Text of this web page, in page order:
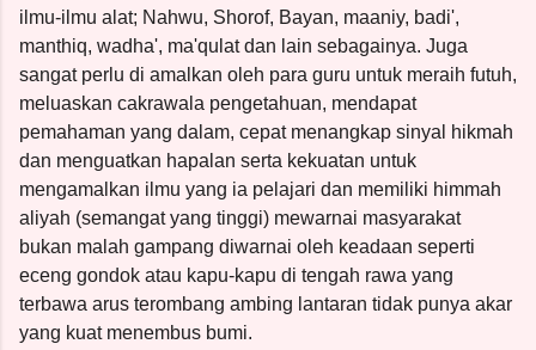
ilmu-ilmu alat; Nahwu, Shorof, Bayan, maaniy, badi',
manthiq, wadha', ma'qulat dan lain sebagainya. Juga
sangat perlu di amalkan oleh para guru untuk meraih futuh,
meluaskan cakrawala pengetahuan, mendapat
pemahaman yang dalam, cepat menangkap sinyal hikmah
dan menguatkan hapalan serta kekuatan untuk
mengamalkan ilmu yang ia pelajari dan memiliki himmah
aliyah (semangat yang tinggi) mewarnai masyarakat
bukan malah gampang diwarnai oleh keadaan seperti
eceng gondok atau kapu-kapu di tengah rawa yang
terbawa arus terombang ambing lantaran tidak punya akar
yang kuat menembus bumi.